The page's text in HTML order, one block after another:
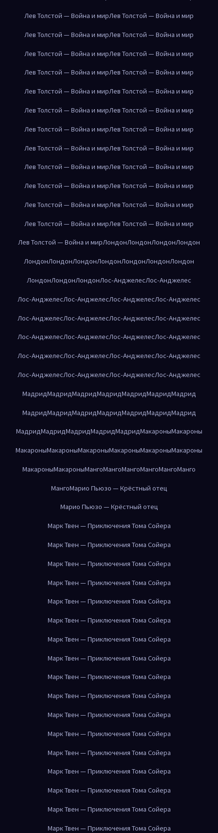
Лев Толстой — Война и мирЛев Толстой — Война и мир
Лев Толстой — Война и мирЛев Толстой — Война и мир
Лев Толстой — Война и мирЛев Толстой — Война и мир
Лев Толстой — Война и мирЛев Толстой — Война и мир
Лев Толстой — Война и мирЛев Толстой — Война и мир
Лев Толстой — Война и мирЛев Толстой — Война и мир
Лев Толстой — Война и мирЛев Толстой — Война и мир
Лев Толстой — Война и мирЛев Толстой — Война и мир
Лев Толстой — Война и мирЛев Толстой — Война и мир
Лев Толстой — Война и мирЛев Толстой — Война и мир
Лев Толстой — Война и мирЛев Толстой — Война и мир
Лев Толстой — Война и мирЛев Толстой — Война и мир
Лев Толстой — Война и мирЛондонЛондонЛондонЛондон
ЛондонЛондонЛондонЛондонЛондонЛондонЛондон
ЛондонЛондонЛондонЛос-АнджелесЛос-Анджелес
Лос-АнджелесЛос-АнджелесЛос-АнджелесЛос-Анджелес
Лос-АнджелесЛос-АнджелесЛос-АнджелесЛос-Анджелес
Лос-АнджелесЛос-АнджелесЛос-АнджелесЛос-Анджелес
Лос-АнджелесЛос-АнджелесЛос-АнджелесЛос-Анджелес
Лос-АнджелесЛос-АнджелесЛос-АнджелесЛос-Анджелес
МадридМадридМадридМадридМадридМадридМадрид
МадридМадридМадридМадридМадридМадридМадрид
МадридМадридМадридМадридМадридМакароныМакароны
МакароныМакароныМакароныМакароныМакароныМакароны
МакароныМакароныМангоМангоМангоМангоМангоМанго
МангоМарио Пьюзо — Крёстный отец
Марио Пьюзо — Крёстный отец
Марк Твен — Приключения Тома Сойера
Марк Твен — Приключения Тома Сойера
Марк Твен — Приключения Тома Сойера
Марк Твен — Приключения Тома Сойера
Марк Твен — Приключения Тома Сойера
Марк Твен — Приключения Тома Сойера
Марк Твен — Приключения Тома Сойера
Марк Твен — Приключения Тома Сойера
Марк Твен — Приключения Тома Сойера
Марк Твен — Приключения Тома Сойера
Марк Твен — Приключения Тома Сойера
Марк Твен — Приключения Тома Сойера
Марк Твен — Приключения Тома Сойера
Марк Твен — Приключения Тома Сойера
Марк Твен — Приключения Тома Сойера
Марк Твен — Приключения Тома Сойера
Марк Твен — Приключения Тома Сойера